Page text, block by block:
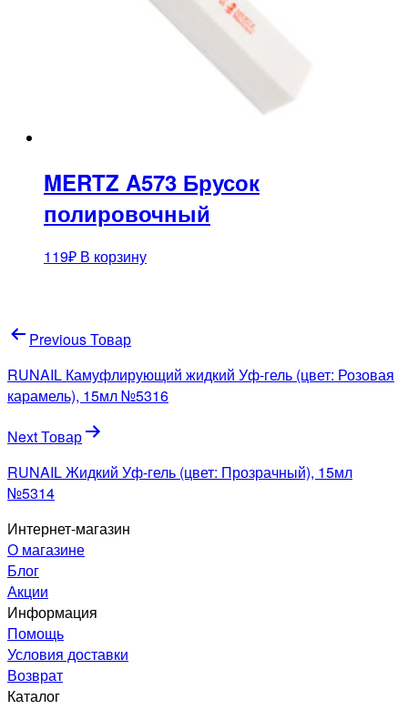
MERTZ A573 Брусок
полировочный
119₽ В корзину
Навигация
по
записям
Previous Товар
RUNAIL Камуфлирующий жидкий Уф-гель (цвет: Розовая
карамель), 15мл №5316
Next Товар
RUNAIL Жидкий Уф-гель (цвет: Прозрачный), 15мл
№5314
Интернет-магазин
О магазине
Блог
Акции
Информация
Помощь
Условия доставки
Возврат
Каталог